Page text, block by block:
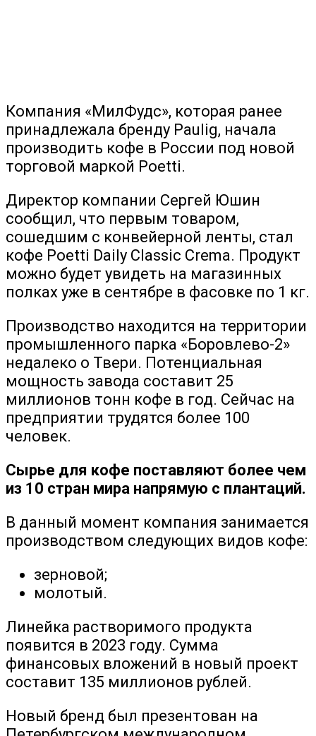
Компания «МилФудс», которая ранее
принадлежала бренду Paulig, начала
производить кофе в России под новой
торговой маркой Poetti.
Директор компании Сергей Юшин
сообщил, что первым товаром,
сошедшим с конвейерной ленты, стал
кофе Poetti Daily Classic Crema. Продукт
можно будет увидеть на магазинных
полках уже в сентябре в фасовке по 1 кг.
Производство находится на территории
промышленного парка «Боровлево-2»
недалеко о Твери. Потенциальная
мощность завода составит 25
миллионов тонн кофе в год. Сейчас на
предприятии трудятся более 100
человек.
Сырье для кофе поставляют более чем
из 10 стран мира напрямую с плантаций.
В данный момент компания занимается
производством следующих видов кофе:
зерновой;
молотый.
Линейка растворимого продукта
появится в 2023 году. Сумма
финансовых вложений в новый проект
составит 135 миллионов рублей.
Новый бренд был презентован на